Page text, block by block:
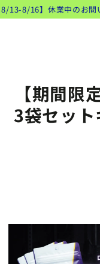
コンテンツにスキッ
プする
8/16】休業中のお問
【期間限
3袋セッ
類似商品